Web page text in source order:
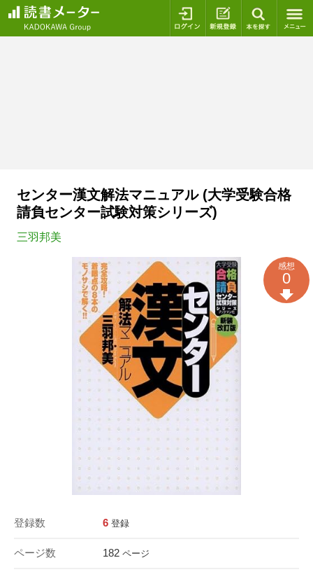
ログイン 新規登録
センター漢文解法マニュアル (大学受験合格
請負センター試験対策シリーズ)
三羽邦美
登録数 6 登録
ページ数 182 ページ
感想
0